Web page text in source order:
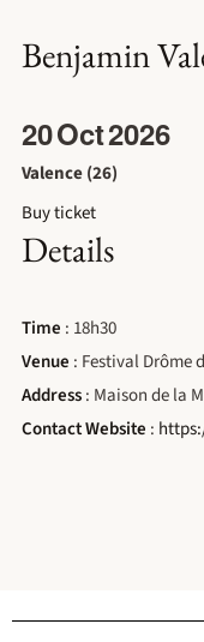
Benjamin
20Oct2026
Valence (26)
Buy ticket
Details
Time : 18h30
Venue : Festival Drôme
Address: Maison de la
Contact Website :